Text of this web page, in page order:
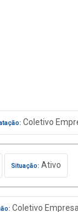
Coletivo
Situação: Ativo
Coletivo